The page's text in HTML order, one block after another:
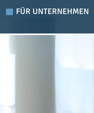
FÜR UNTERNEHMEN